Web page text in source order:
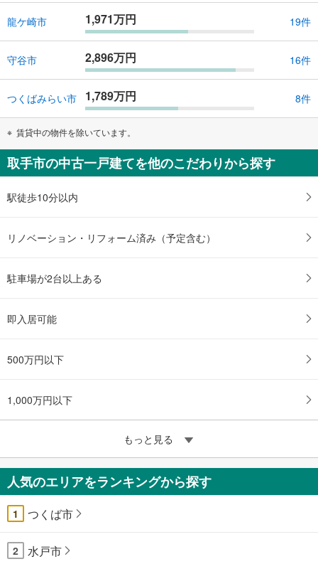
龍ケ崎市 1,971万円 19件
守谷市 2,896万円 16件
つくばみらい市 1,789万円 8件
賃貸中の物件を除いています。
取手市の中古一戸建てを他のこだわりから探す
駅徒歩10分以内
リノベーション・リフォーム済み（予定含む）
駐車場が2台以上ある
即入居可能
500万円以下
1,000万円以下
もっと見る
人気のエリアをランキングから探す
1 つくば市
2 水戸市